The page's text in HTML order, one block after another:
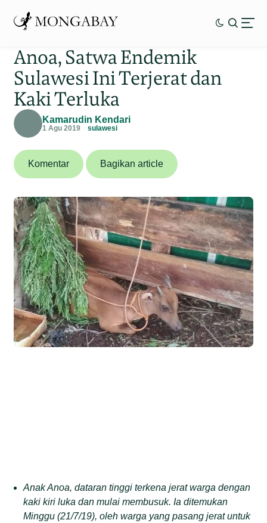
Anoa, Satwa Endemik
Sulawesi Ini Terjerat dan
Kaki Terluka
Kamarudin Kendari
1 Agu 2019 sulawesi
Komentar Bagikan article
Anak Anoa, dataran tinggi terkena jerat warga dengan
kaki kiri luka dan mulai membusuk. Ia ditemukan
Minggu (21/7/19), oleh warga yang pasang jerat untuk